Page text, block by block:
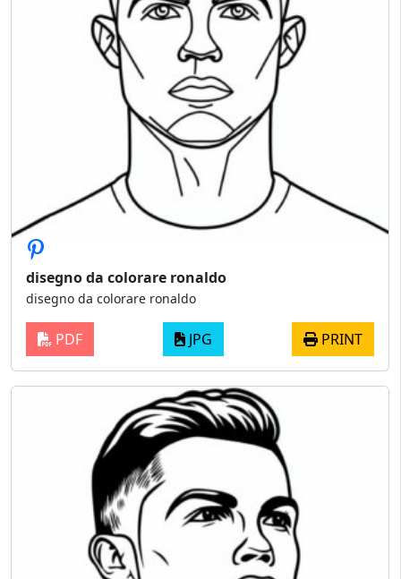
disegno da colorare ronaldo
disegno da colorare ronaldo
PDF JPG PRINT